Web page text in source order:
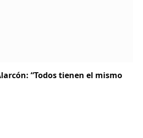
“Todos tienen el mismo